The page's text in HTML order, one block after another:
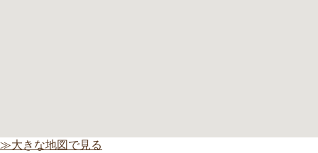
≫大きな地図で見る